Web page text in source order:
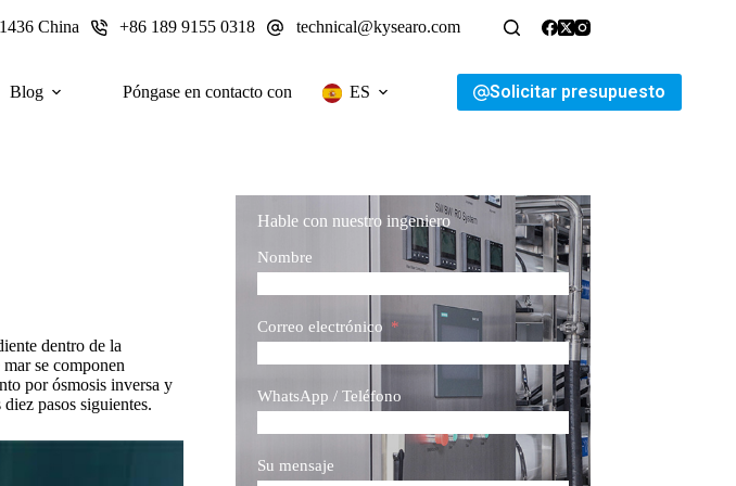
China +86 189 9155 0318 technical@kysearo.com
Blog Póngase en contacto con ES Solicitar presupuesto
dentro de la
se componen
por ósmosis inversa y
pasos siguientes.
Hable con nuestro ingeniero
Nombre
Correo electrónico
WhatsApp / Teléfono
Su mensaje